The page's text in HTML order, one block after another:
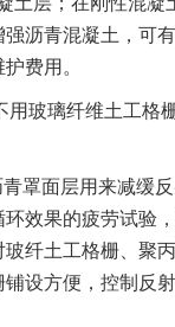
沥青混凝土，可
费用。
玻璃纤维土工格
罩面层用来减缓
效果的疲劳试验
纤土工格栅、聚
设方便，控制反